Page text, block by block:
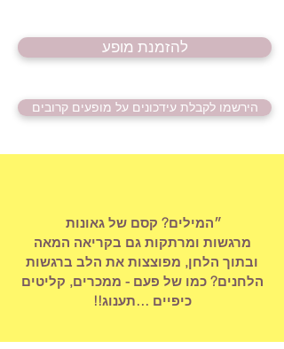
להזמנת מופע
הירשמו לקבלת עידכונים על מופעים קרובים
״המילים? קסם של גאונות
מרגשות ומרתקות גם בקריאה המאה
ובתוך הלחן, מפוצצות את הלב ברגשות
הלחנים? כמו של פעם - ממכרים, קליטים
כיפיים …תענוג!!